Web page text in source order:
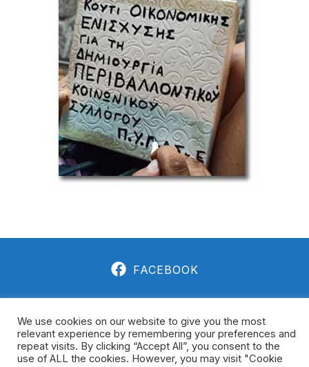
FACEBOOK
ΠΡΩΤΟΒΟΥΛΊΑ ΕΡΕΣΟΎ 2021 - 2026 ΠΕΡΙΒΑΛΛΟΝΤΙΚΌΣ
ΚΟΙΝΩΝΙΚΌΣ ΣΎΛΛΟΓΟΣ
We use cookies on our website to give you the most
relevant experience by remembering your preferences and
repeat visits. By clicking “Accept All”, you consent to the
use of ALL the cookies. However, you may visit "Cookie